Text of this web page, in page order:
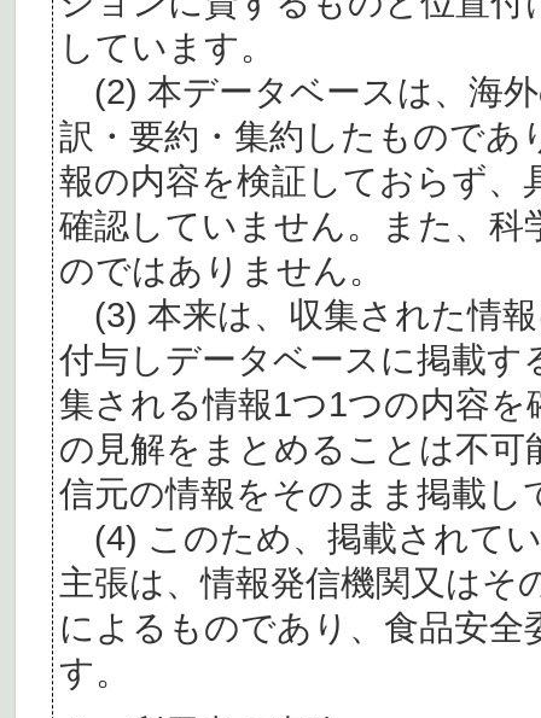
しています。
(2) 本データベースは、海
訳・要約・集約したものであ
報の内容を検証しておらず、
確認していません。また、
のではありません。
(3) 本来は、収集された情
付与しデータベースに掲載
集される情報1つ1つの内容
の見解をまとめることは不
信元の情報をそのまま掲載し
(4) このため、掲載されて
主張は、情報発信機関又はそ
によるものであり、食品安
す。